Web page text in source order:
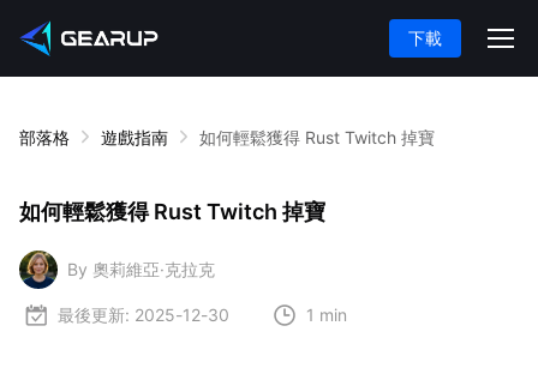
下載
部落格 遊戲指南 如何輕鬆獲得 Rust Twitch 掉寶
如何輕鬆獲得 Rust Twitch 掉寶
By 奧莉維亞·克拉克
最後更新: 2025-12-30 1 min